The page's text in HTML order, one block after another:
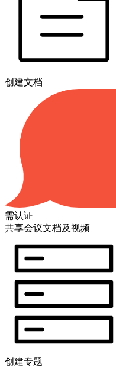
创建文档
需认证
共享会议文档及视频
创建专题